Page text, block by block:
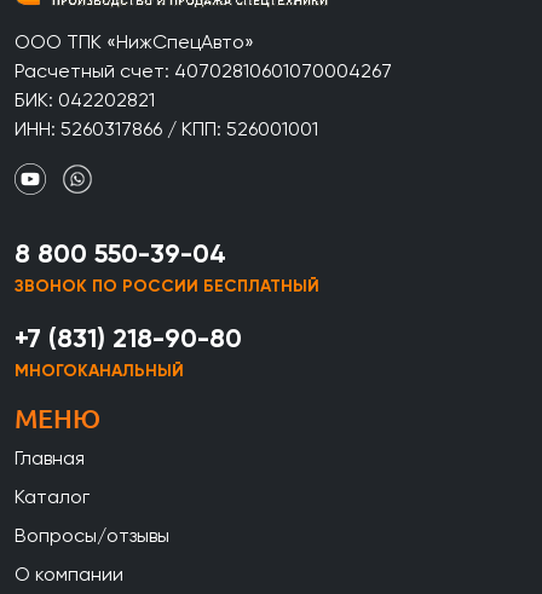
ООО ТПК «НижСпецАвто»
Расчетный счет: 40702810601070004267
БИК: 042202821
ИНН: 5260317866 / КПП: 526001001
8 800 550-39-04
ЗВОНОК ПО РОССИИ БЕСПЛАТНЫЙ
+7 (831) 218-90-80
МНОГОКАНАЛЬНЫЙ
МЕНЮ
Главная
Каталог
Вопросы/отзывы
О компании